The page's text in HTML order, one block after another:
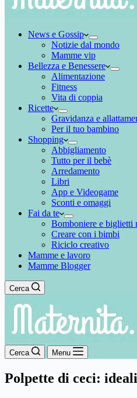
News e Gossip
Notizie dal mondo
Mamme vip
Bellezza e Benessere
Alimentazione
Fitness
Vita di coppia
Ricette
Gravidanza e
Per il tuo bambino
Shopping
Abbigliamento
Tutto per il bebè
Arredamento
Libri
App e Videogame
Sconti e omaggi
Fai da te
Bomboniere e biglietti
Creare con i bimbi
Riciclo creativo
Mamme e lavoro
Mamme Blogger
Cerca
Cerca Menu
Polpette di ceci: